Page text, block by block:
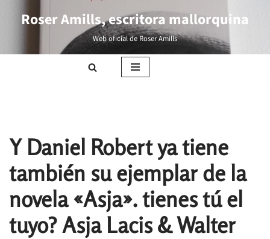
Roser Amills, escritora mallorquina
Web oficial de Roser Amills
Y Daniel Robert ya tiene
también su ejemplar de la
novela «Asja». tienes tú el
tuyo? Asja Lacis & Walter